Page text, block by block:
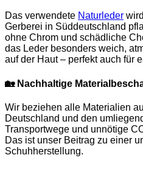
Das verwendete Naturleder
Gerberei in Süddeutschland
ohne Chrom und schädliche
das Leder besonders weich,
auf der Haut – perfekt auch für
🏡 Nachhaltige
Wir beziehen alle Materialien
Deutschland und den
Transportwege und unnötige
Das ist unser Beitrag zu einer
Schuhherstellung.